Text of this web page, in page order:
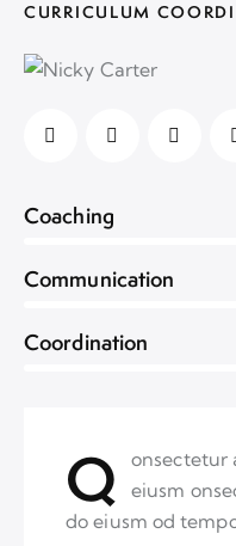
CURRICULUM
Coaching
Communication
Coordination
Q
onsectetur
eiusm
do eiusm od